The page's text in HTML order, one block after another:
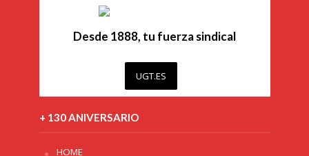
Desde 1888, tu fuerza sindical
UGT.ES
+ 130 ANIVERSARIO
HOME